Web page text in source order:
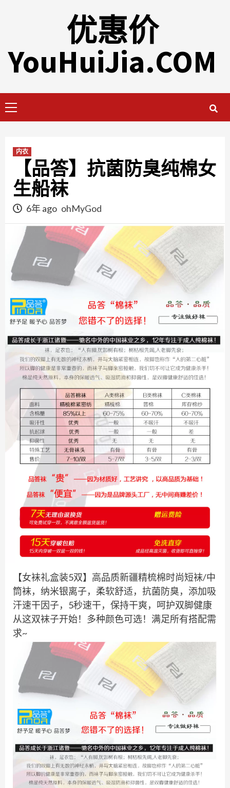
优惠价
YouHuiJia.COM
Menu
内衣
【品答】抗菌防臭纯棉女
生船袜
6年 ago ohMyGod
【女袜礼盒装5双】高品质新疆精梳棉时尚短袜/中
筒袜，纳米银离子，柔软舒适，抗菌防臭，添加吸
汗速干因子，5秒速干，保持干爽，呵护双脚健康
从这双袜子开始！多种颜色可选！满足所有搭配需
求~